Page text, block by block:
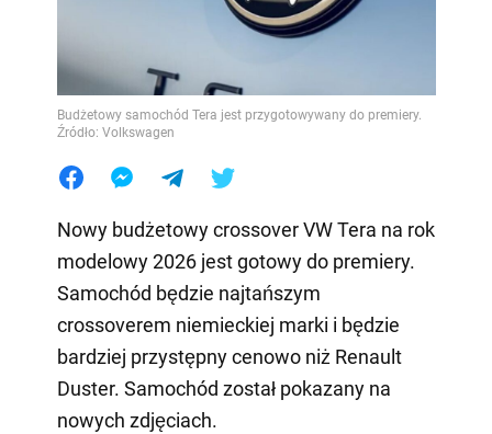
Budżetowy samochód Tera jest przygotowywany do premiery.
Źródło: Volkswagen
Nowy budżetowy crossover VW Tera na rok
modelowy 2026 jest gotowy do premiery.
Samochód będzie najtańszym
crossoverem niemieckiej marki i będzie
bardziej przystępny cenowo niż Renault
Duster. Samochód został pokazany na
nowych zdjęciach.